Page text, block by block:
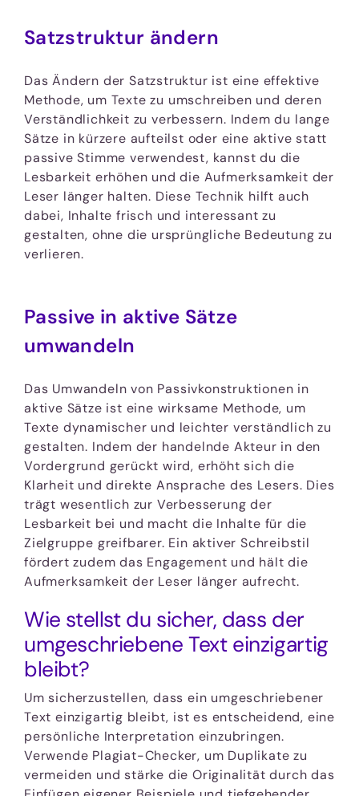
Satzstruktur ändern
Das Ändern der Satzstruktur ist eine effektive
Methode, um Texte zu umschreiben und deren
Verständlichkeit zu verbessern. Indem du lange
Sätze in kürzere aufteilst oder eine aktive statt
passive Stimme verwendest, kannst du die
Lesbarkeit erhöhen und die Aufmerksamkeit der
Leser länger halten. Diese Technik hilft auch
dabei, Inhalte frisch und interessant zu
gestalten, ohne die ursprüngliche Bedeutung zu
verlieren.
Passive in aktive Sätze
umwandeln
Das Umwandeln von Passivkonstruktionen in
aktive Sätze ist eine wirksame Methode, um
Texte dynamischer und leichter verständlich zu
gestalten. Indem der handelnde Akteur in den
Vordergrund gerückt wird, erhöht sich die
Klarheit und direkte Ansprache des Lesers. Dies
trägt wesentlich zur Verbesserung der
Lesbarkeit bei und macht die Inhalte für die
Zielgruppe greifbarer. Ein aktiver Schreibstil
fördert zudem das Engagement und hält die
Aufmerksamkeit der Leser länger aufrecht.
Wie stellst du sicher, dass der
umgeschriebene Text einzigartig
bleibt?
Um sicherzustellen, dass ein umgeschriebener
Text einzigartig bleibt, ist es entscheidend, eine
persönliche Interpretation einzubringen.
Verwende Plagiat-Checker, um Duplikate zu
vermeiden und stärke die Originalität durch das